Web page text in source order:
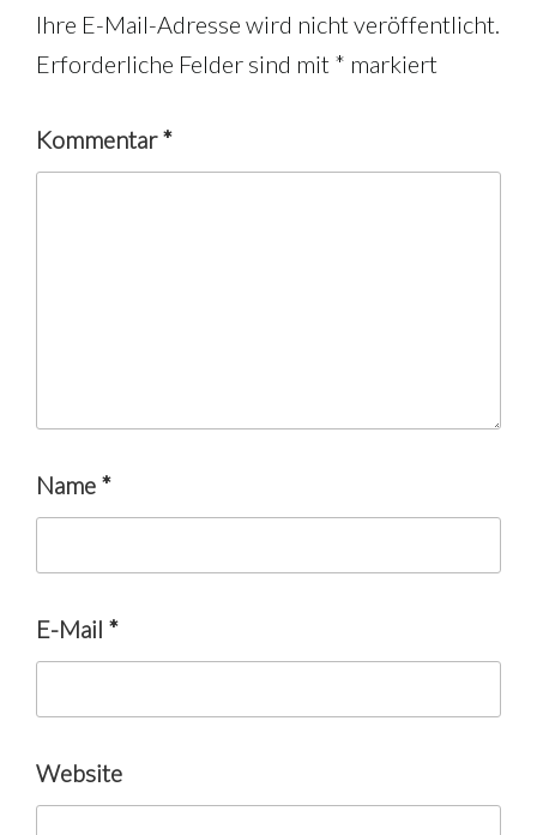
Ihre E-Mail-Adresse wird nicht veröffentlicht.
Erforderliche Felder sind mit * markiert
Kommentar*
Name *
E-Mail *
Website